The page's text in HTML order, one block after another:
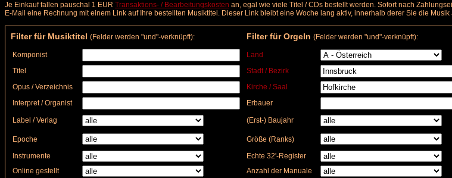
Je Einkauf fallen pauschal 1 EUR Transaktions- / Bearbeitungskosten an, egal wie viele Titel / CDs bestellt werden. Sofort nach
E-Mail eine Rechnung mit einem Link auf Ihre bestellten Musiktitel. Dieser Link bleibt eine Woche lang aktiv, innerhalb derer Sie die
Filter für Musiktitel (Felder werden "und"-verknüpft): Filter für Orgeln (Felder werden "und"-verknüpft):
Komponist Land
Titel
Stadt / Bezirk
Opus / Verzeichnis
Kirche / Saal
Interpret / Organist
Erbauer
Label / Verlag
(Erst-) Baujahr
Epoche
Größe (Ranks)
Instrumente
Echte 32'-Register
Online gestellt
Anzahl der Manuale